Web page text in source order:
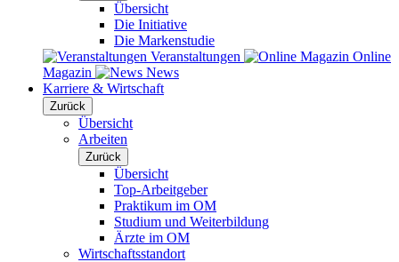
Übersicht
Die Initiative
Die Markenstudie
Veranstaltungen
Online
Magazin
News
Karriere & Wirtschaft
Zurück
Übersicht
Arbeiten
Zurück
Übersicht
Top-Arbeitgeber
Praktikum im OM
Studium und Weiterbildung
Ärzte im OM
Wirtschaftsstandort